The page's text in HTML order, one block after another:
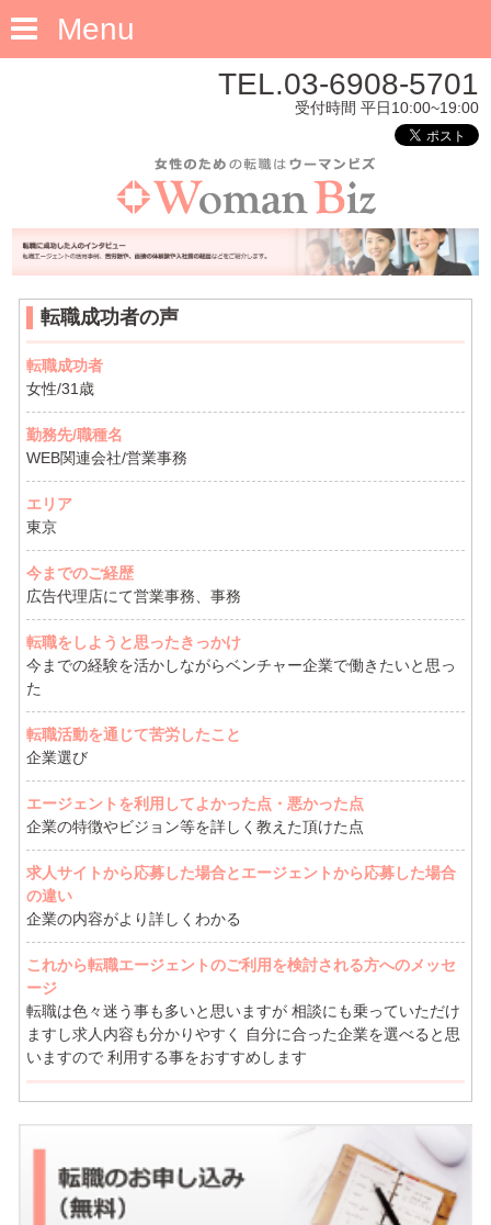
Menu
TEL.03-6908-5701
受付時間 平日10:00~19:00
転職成功者の声
転職成功者
女性/31歳
勤務先/職種名
WEB関連会社/営業事務
エリア
東京
今までのご経歴
広告代理店にて営業事務、事務
転職をしようと思ったきっかけ
今までの経験を活かしながらベンチャー企業で働きたいと思っ
た
転職活動を通じて苦労したこと
企業選び
エージェントを利用してよかった点・悪かった点
企業の特徴やビジョン等を詳しく教えた頂けた点
求人サイトから応募した場合とエージェントから応募した場合
の違い
企業の内容がより詳しくわかる
これから転職エージェントのご利用を検討される方へのメッセ
ージ
転職は色々迷う事も多いと思いますが 相談にも乗っていただけ
ますし求人内容も分かりやすく 自分に合った企業を選べると思
いますので 利用する事をおすすめします